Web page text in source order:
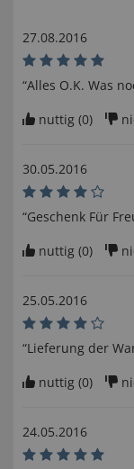
27.08.2016
“Alles O.K. Was
nuttig (0)
30.05.2016
“Geschenk Für
nuttig (0)
25.05.2016
“Lieferung der
nuttig (0)
24.05.2016